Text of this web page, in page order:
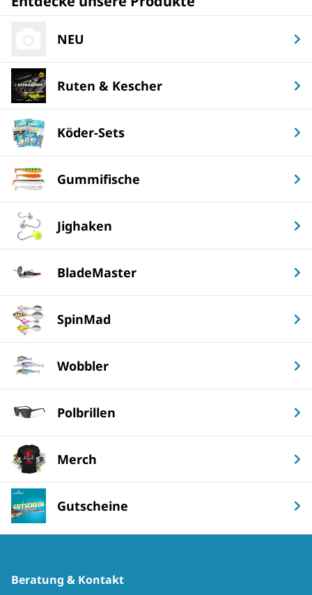
NEU
Ruten & Kescher
Köder-Sets
Gummifische
Jighaken
BladeMaster
SpinMad
Wobbler
Polbrillen
Merch
Gutscheine
Beratung & Kontakt